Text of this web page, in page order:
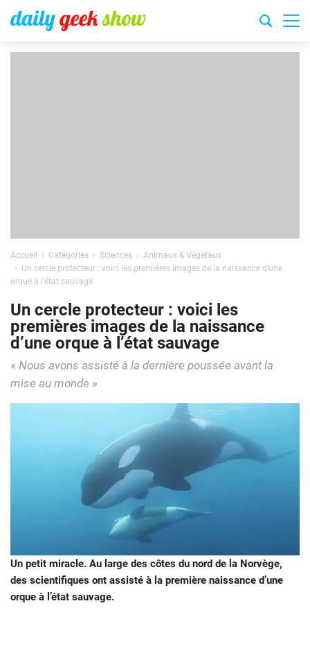
Accueil Catégories Sciences
Animaux & Végétaux
Un cercle protecteur : voici les premières images de la naissance d’une
orque à l’état sauvage
Un cercle protecteur : voici les
premières images de la naissance
d’une orque à l’état sauvage
« Nous avons assisté à la dernière poussée avant la
mise au monde »
Un petit miracle. Au large des côtes du nord de la Norvège,
des scientifiques ont assisté à la première naissance d’une
orque à l’état sauvage.